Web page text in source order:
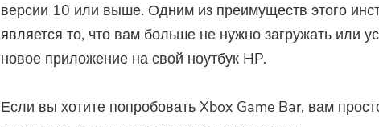
версии 10 или выше. Одним из преимуществ этого
является то, что вам больше не нужно загружать или
новое приложение на свой ноутбук HP.
Если вы хотите попробовать Xbox Game Bar, вам